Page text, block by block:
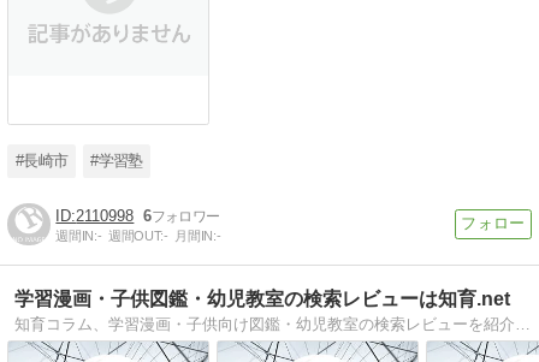
#長崎市 #学習塾
2110998 6
週間IN:- 週間OUT:- 月間IN:-
学習漫画・子供図鑑・幼児教室の検索レビューは知育.net
知育コラム、学習漫画・子供向け図鑑・幼児教室の検索レビューを紹介しています。